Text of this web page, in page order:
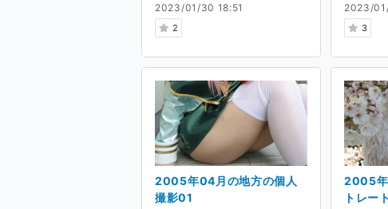
2023/01/30 18:51
2
2023/
3
2005年04月の地方の個人
撮影01
2005年
トレー